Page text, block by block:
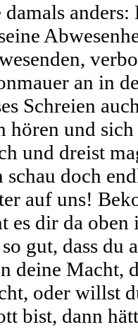
anders:
an in
Schreien
und sich
und dreist
doch
auf uns!
es dir da
gut, dass du
deine Macht,
oder willst
bist, dann